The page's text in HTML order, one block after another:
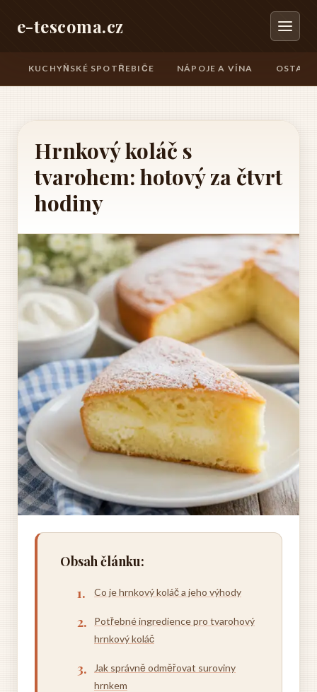
e-tescoma.cz
KUCHYŇSKÉ SPOTŘEBIČE NÁPOJE A VÍNA
Hrnkový koláč s
tvarohem: hotový za čtvrt
hodiny
Obsah článku:
Co je hrnkový koláč a jeho výhody
Potřebné ingredience pro tvarohový
hrnkový koláč
Jak správně odměřovat suroviny
hrnkem